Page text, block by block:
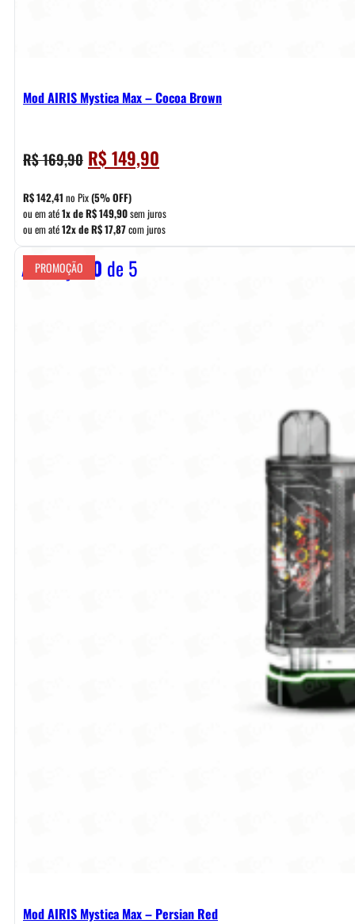
Mod AIRIS Mystica Max – Cocoa Brown
R$169,90 O
preço
original
era:
R$ 169,90.
R$149,90
preço
é:
R$ 149,90.
R$142,41 no Pix(5% OFF)
ou em até1x deR$149,90sem juros
ou em até12x deR$17,87com juros
Avaliação 0 de 5
PROMOÇÃO
Mod AIRIS Mystica Max – Persian Red